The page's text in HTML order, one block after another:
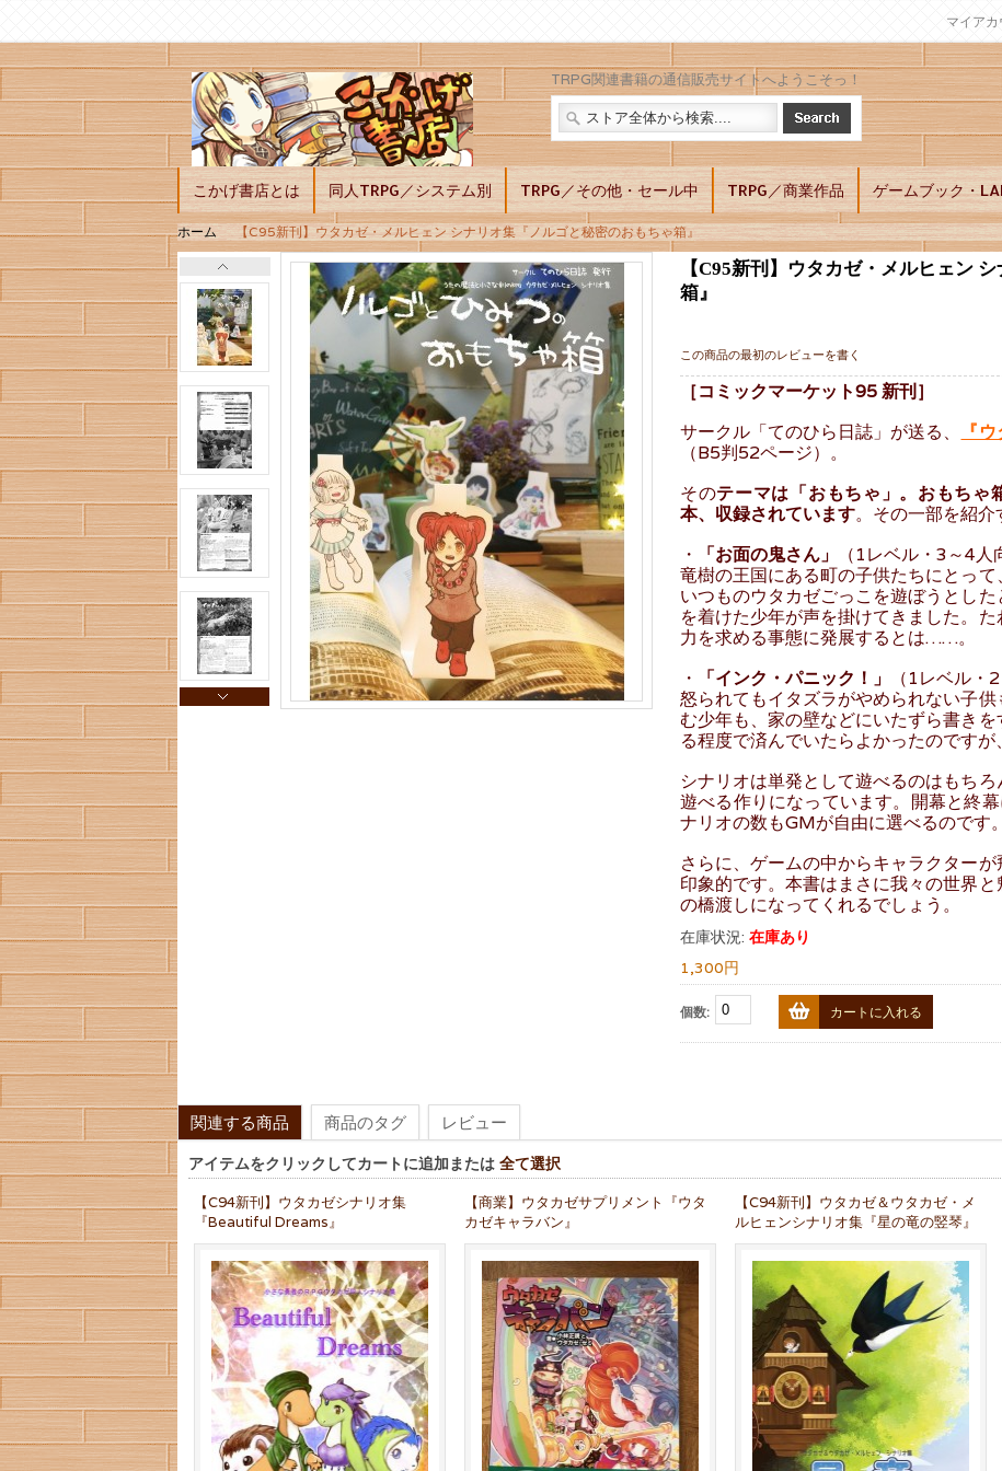
マイアカ
TRPG関連書籍の通信販売サイトへようこそっ！
こかげ書店とは 同人TRPG／システム別 TRPG／その他・セール中 TRPG／商業作品 ゲームブック・
ホーム 【C95新刊】ウタカゼ・メルヒェン シナリオ集『ノルゴと秘密のおもちゃ箱』
【C95新刊】ウタカゼ・メルヒェン
箱』
この商品の最初のレビューを書く
［コミックマーケット95 新刊］
サークル「てのひら日誌」が送る、
『
（B5判52ページ）。
そのテーマは「おもちゃ」。おもちゃ
本、収録されています。その一部を紹介
・
「お面の鬼さん」
（1レベル・3～4人
竜樹の王国にある町の子供たちにとって
いつものウタカゼごっこを遊ぼうとし
を着けた少年が声を掛けてきました。
力を求める事態に発展するとは……。
・
「インク・パニック！」
（1レベル・
怒られてもイタズラがやめられない子
む少年も、家の壁などにいたずら書き
る程度で済んでいたらよかったのですが
シナリオは単発として遊べるのはもち
遊べる作りになっています。開幕と終
ナリオの数もGMが自由に選べるのです。
さらに、ゲームの中からキャラクター
印象的です。本書はまさに我々の世界
の橋渡しになってくれるでしょう。
在庫状況: 在庫あり
1,300円
個数: カートに入れる
関連する商品 商品のタグ レビュー
アイテムをクリックしてカートに追加または 全て選択
【C94新刊】ウタカゼシナリオ集
『Beautiful Dreams』
【商業】ウタカゼサプリメント『ウタ
カゼキャラバン』
【C94新刊】ウタカゼ＆ウタカゼ・メ
ルヒェンシナリオ集『星の竜の竪琴』